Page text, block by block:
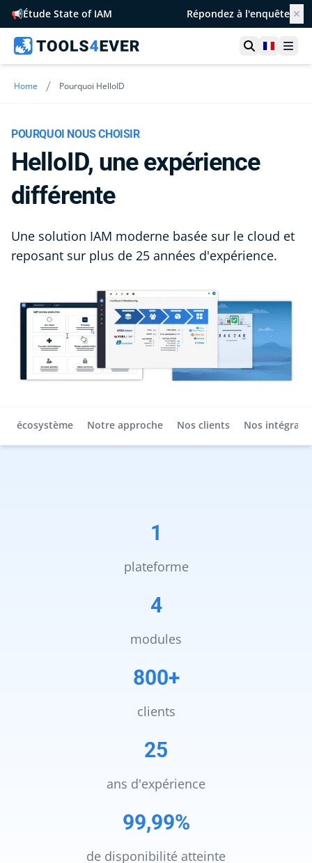
📢Étude State of IAM Répondez à l'enquête ✕
Ouvrir la
France
Home / Pourquoi HelloID
POURQUOI NOUS CHOISIR
HelloID, une expérience
différente
Une solution IAM moderne basée sur le cloud et
reposant sur plus de 25 années d'expérience.
écosystème Notre approche Nos clients Nos
1
plateforme
4
modules
800+
clients
25
ans d'expérience
99,99%
de disponibilité atteinte